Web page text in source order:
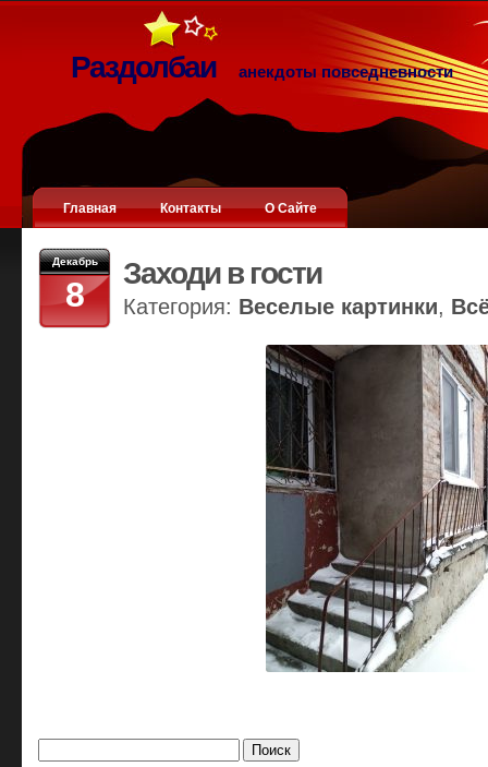
Раздолбаи анекдоты повседневности
Главная Контакты О Сайте
Декабрь
8
Заходи в гости
Категория: Веселые картинки,